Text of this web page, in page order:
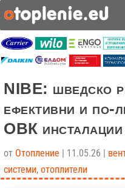
NIBE: шведско
ефективни и по-
ОВК инсталации
от Отопление | 11.05.26 |
системи, отоплители